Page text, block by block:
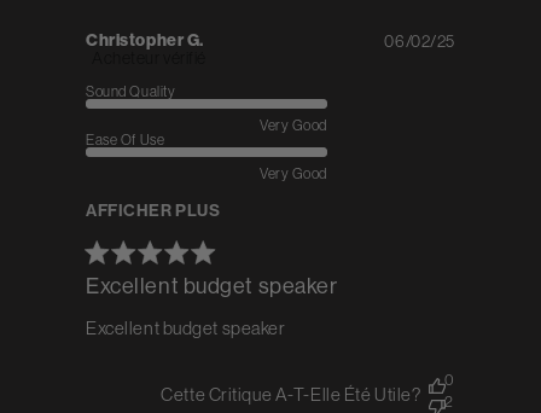
Christopher G.
Excellent budget speaker
Excellent budget speaker
Sound Quality
Very Good
Ease Of Use
Very Good
AFFICHER PLUS
Published
06/02/25
Cette Critique A-T-Elle Été Utile?
0
2